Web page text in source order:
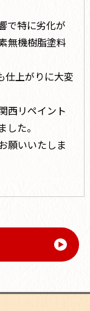
で特に劣化が
無機樹脂塗料
仕上がりに大変
西リペイント
た。
願いいたしま